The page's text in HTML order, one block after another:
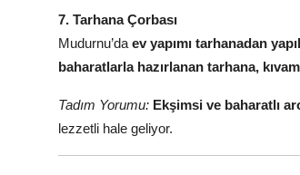
7. Tarhana Çorbası
Mudurnu’da ev yapımı tarhanadan
baharatlarla hazırlanan tarhana,
Tadım Yorumu: Ekşimsi ve baharatlı
lezzetli hale geliyor.